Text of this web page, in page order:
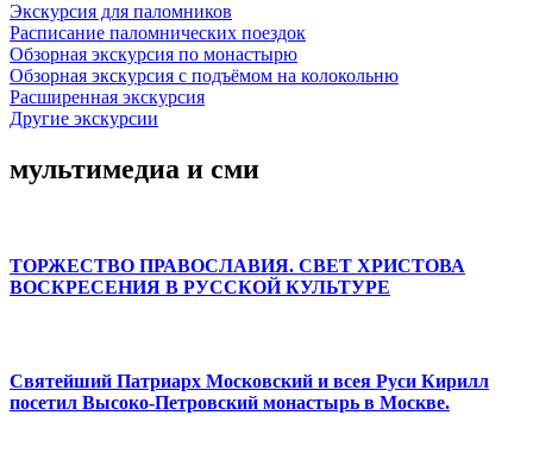
Экскурсия для паломников
Расписание паломнических поездок
Обзорная экскурсия по монастырю
Обзорная экскурсия с подъёмом на колокольню
Расширенная экскурсия
Другие экскурсии
мультимедиа и сми
ТОРЖЕСТВО ПРАВОСЛАВИЯ. СВЕТ ХРИСТОВА
ВОСКРЕСЕНИЯ В РУССКОЙ КУЛЬТУРЕ
Святейший Патриарх Московский и всея Руси Кирилл
посетил Высоко-Петровский монастырь в Москве.